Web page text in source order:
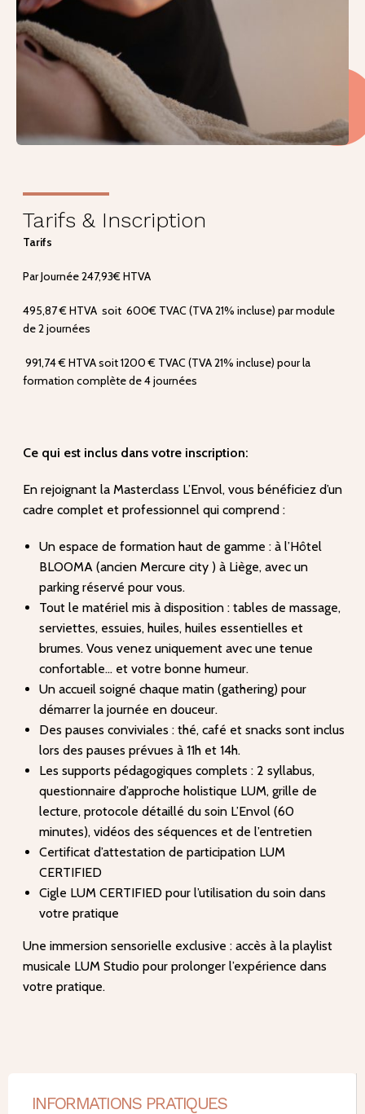
Tarifs & Inscription
Tarifs
Par Journée 247,93€ HTVA
495,87 € HTVA soit 600€ TVAC (TVA 21% incluse) par module
de 2 journées
991,74 € HTVA soit 1200 € TVAC (TVA 21% incluse) pour la
formation complète de 4 journées
Ce qui est inclus dans votre inscription:
En rejoignant la Masterclass L’Envol, vous bénéficiez d’un
cadre complet et professionnel qui comprend :
Un espace de formation haut de gamme : à l’Hôtel
BLOOMA (ancien Mercure city ) à Liège, avec un
parking réservé pour vous.
Tout le matériel mis à disposition : tables de massage,
serviettes, essuies, huiles, huiles essentielles et
brumes. Vous venez uniquement avec une tenue
confortable… et votre bonne humeur.
Un accueil soigné chaque matin (gathering) pour
démarrer la journée en douceur.
Des pauses conviviales : thé, café et snacks sont inclus
lors des pauses prévues à 11h et 14h.
Les supports pédagogiques complets : 2 syllabus,
questionnaire d’approche holistique LUM, grille de
lecture, protocole détaillé du soin L’Envol (60
minutes), vidéos des séquences et de l’entretien
Certificat d’attestation de participation LUM
CERTIFIED
Cigle LUM CERTIFIED pour l’utilisation du soin dans
votre pratique
Une immersion sensorielle exclusive : accès à la playlist
musicale LUM Studio pour prolonger l’expérience dans
votre pratique.
INFORMATIONS PRATIQUES